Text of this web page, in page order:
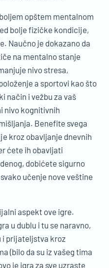
opštem mentalnom
bolje fizičke kondicije,
Naučno je dokazano da
na mentalno stanje
nivo stresa,
a sportovi kao što
način i vežbu za vaš
nivo kognitivnih
Benefite svega
kroz obavljanje dnevnih
ćete ih obavljati
dobićete sigurno
učenje nove veštine
aspekt ove igre.
u dublu i tu se naravno,
i prijateljstva kroz
(bilo da su iz vašeg tima
je igra za sve uzraste